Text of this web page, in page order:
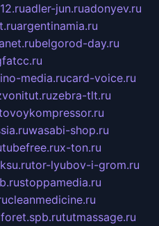
adler-jun.ruadonyev.ru
argentinamia.ru
belgorod-day.ru
media.rucard-voice.ru
zebra-tlt.ru
wasabi-shop.ru
x-ton.ru
tor-lyubov-i-grom.ru
stoppamedia.ru
cleanmedicine.ru
tutmassage.ru